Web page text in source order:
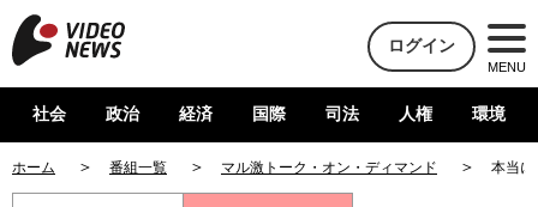
ログイン
MENU
社会 政治 経済 国際 司法 人権 環境
ホーム 番組一覧 マル激トーク・オン・ディマンド 本当に